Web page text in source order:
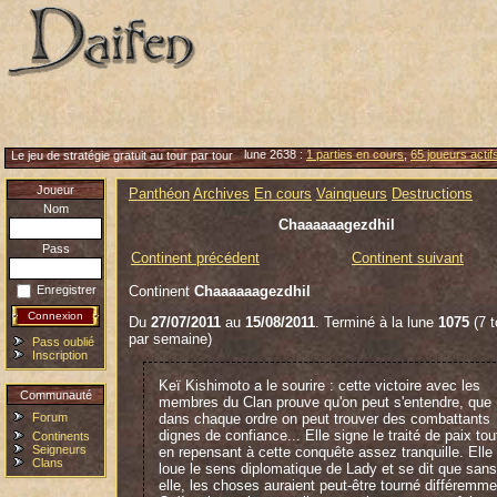
Le jeu de stratégie gratuit au tour par tour lune 2638 :1 parties en cours,65 joueurs
Joueur
Nom
Enregistrer
Pass oublié
Inscription
Communauté
Forum
Continents
Seigneurs
Clans
Panthéon Archives En cours Vainqueurs Destructions
Chaaaaaagezdhil
Continent précédent
Continent suivant
Continent Chaaaaaagezdhil
Du 27/07/2011 au 15/08/2011. Terminé à la lune 1075 (7
par semaine)
Keï Kishimoto a le sourire : cette victoire avec les
membres du Clan prouve qu'on peut s'entendre, que
dans chaque ordre on peut trouver des combattants
dignes de confiance... Elle signe le traité de paix
en repensant à cette conquête assez tranquille. Elle
loue le sens diplomatique de Lady et se dit que sans
elle, les choses auraient peut-être tourné